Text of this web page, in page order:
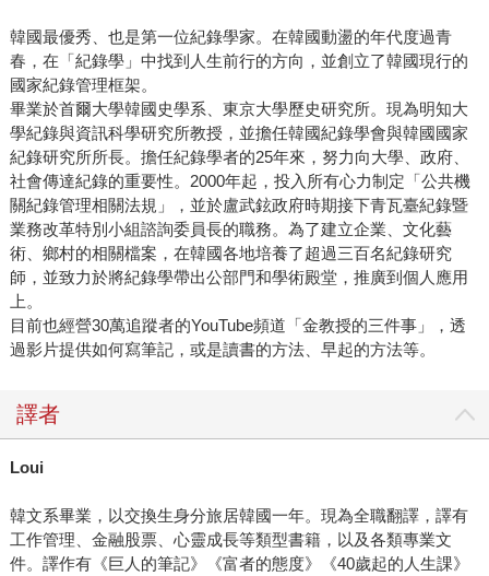
韓國最優秀、也是第一位紀錄學家。在韓國動盪的年代度過青
春，在「紀錄學」中找到人生前行的方向，並創立了韓國現行的
國家紀錄管理框架。
畢業於首爾大學韓國史學系、東京大學歷史研究所。現為明知大
學紀錄與資訊科學研究所教授，並擔任韓國紀錄學會與韓國國家
紀錄研究所所長。擔任紀錄學者的25年來，努力向大學、政府、
社會傳達紀錄的重要性。2000年起，投入所有心力制定「公共機
關紀錄管理相關法規」，並於盧武鉉政府時期接下青瓦臺紀錄暨
業務改革特別小組諮詢委員長的職務。為了建立企業、文化藝
術、鄉村的相關檔案，在韓國各地培養了超過三百名紀錄研究
師，並致力於將紀錄學帶出公部門和學術殿堂，推廣到個人應用
上。
目前也經營30萬追蹤者的YouTube頻道「金教授的三件事」，透
過影片提供如何寫筆記，或是讀書的方法、早起的方法等。
譯者
Loui
韓文系畢業，以交換生身分旅居韓國一年。現為全職翻譯，譯有
工作管理、金融股票、心靈成長等類型書籍，以及各類專業文
件。譯作有《巨人的筆記》《富者的態度》《40歲起的人生課》